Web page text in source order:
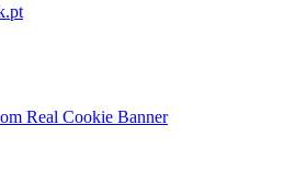
Real Cookie Banner